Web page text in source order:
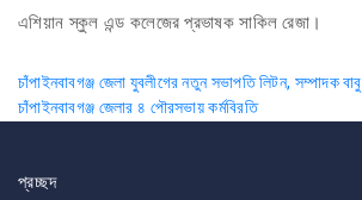
এশিয়ান স্কুল এন্ড কলেজের প্রভাষক সাকিল রেজা।
Post
navigation
চাঁপাইনবাবগঞ্জ জেলা যুবলীগের নতুন সভাপতি লিটন, সম্পাদক বাবু
চাঁপাইনবাবগঞ্জ জেলার ৪ পৌরসভায় কর্মবিরতি
প্রচ্ছদ